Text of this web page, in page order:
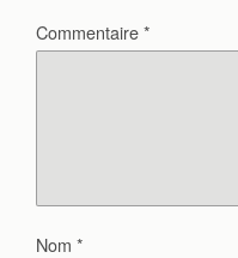
Commentaire*
Nom *